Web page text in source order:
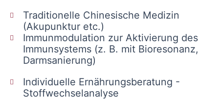
Traditionelle Chinesische Medizin
(Akupunktur etc.)
Immunmodulation zur Aktivierung des
Immunsystems (z. B. mit Bioresonanz,
Darmsanierung)
Individuelle Ernährungsberatung -
Stoffwechselanalyse